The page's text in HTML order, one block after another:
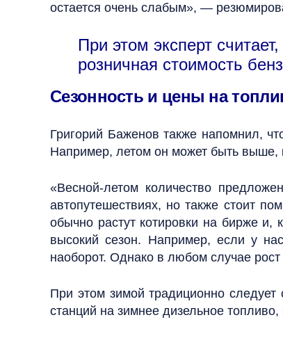
остается очень слабым», —
При этом эксперт
розничная стоимость
Сезонность и цены на
Григорий Баженов также напомнил,
Например, летом он может быть выше,
«Весной-летом количество
автопутешествиях, но также стоит
обычно растут котировки на бирже
высокий сезон. Например, если у
наоборот. Однако в любом случае
При этом зимой традиционно следует
станций на зимнее дизельное